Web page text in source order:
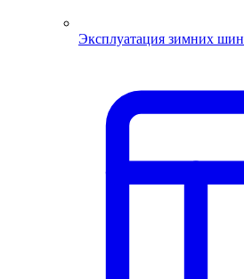
Эксплуатация зимних шин